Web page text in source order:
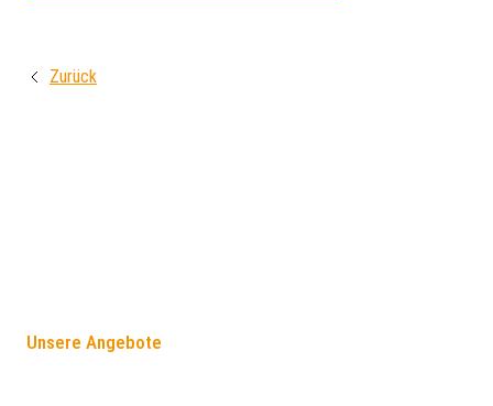
Zurück
Unsere Angebote